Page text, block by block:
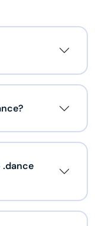
.dance